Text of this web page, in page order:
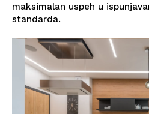
maksimalan uspeh u
standarda.